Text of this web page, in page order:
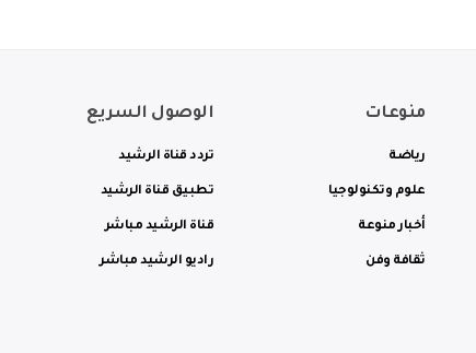
منوعات
رياضة
علوم وتكنولوجيا
أخبار منوعة
ثقافة وفن
الوصول السريع
تردد قناة الرشيد
تطبيق قناة الرشيد
قناة الرشيد مباشر
راديو الرشيد مباشر